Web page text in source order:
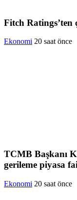
Fitch Ratings’ten
Ekonomi 20 saat önce
TCMB Başkanı
gerileme piyasa
Ekonomi 20 saat önce